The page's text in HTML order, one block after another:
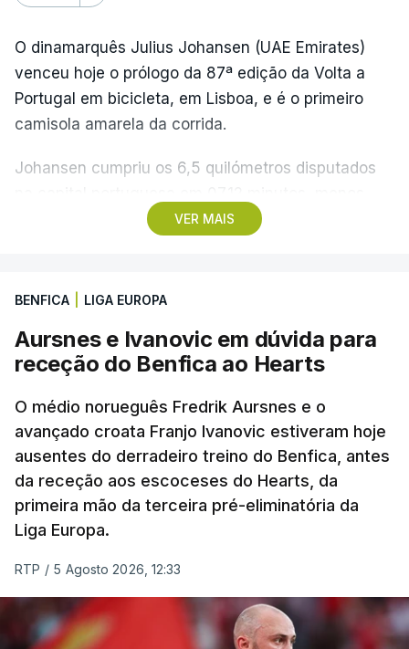
VER MAIS
O dinamarquês Julius Johansen (UAE Emirates)
venceu hoje o prólogo da 87ª edição da Volta a
Portugal em bicicleta, em Lisboa, e é o primeiro
camisola amarela da corrida.
Johansen cumpriu os 6,5 quilómetros disputados
quatro segundos do que o companheiro de equipa
pista.
O vice-campeão português de contrarrelógio,
Rafael Reis, que procurava o oitavo triunfo em
mais rápido, a sete segundos, enquanto o italiano
Luca Giaimi (UAE Emirates) e o russo Artem Nych
(Anicolor-Campicarn), vencedor das últimas duas
edições da Volta, terminaram na quarta e quinta
posições, respetivamente, a nove e 14 segundos.
Na quinta-feira, o pelotão vai percorrer os 157,1
primeira das 10 etapas da 87.ª edição, com duas
contagens de terceira categoria nos derradeiros
BENFICA LIGA EUROPA
Aursnes e Ivanovic em dúvida para
receção do Benfica ao Hearts
O médio norueguês Fredrik Aursnes e o
avançado croata Franjo Ivanovic estiveram hoje
ausentes do derradeiro treino do Benfica, antes
da receção aos escoceses do Hearts, da
primeira mão da terceira pré-eliminatória da
Liga Europa.
RTP / 5 Agosto 2026, 12:33